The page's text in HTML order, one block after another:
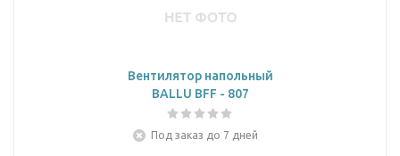
Вентилятор напольный
BALLU BFF - 807
Под заказ до 7 дней